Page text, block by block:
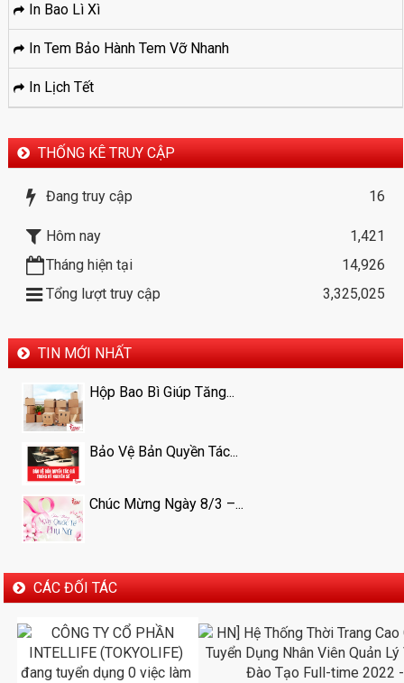
In Bao Lì Xì
In Tem Bảo Hành Tem Vỡ Nhanh
In Lịch Tết
THỐNG KÊ TRUY CẬP
Đang truy cập 16
Hôm nay
1,421
Tháng hiện tại
14,926
Tổng lượt truy cập
3,325,025
TIN MỚI NHẤT
Hộp Bao Bì Giúp Tăng...
Bảo Vệ Bản Quyền Tác...
Chúc Mừng Ngày 8/3 –...
CÁC ĐỐI TÁC